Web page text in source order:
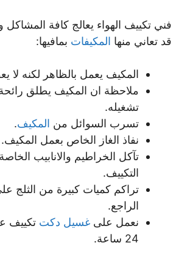
فني تكييف الهواء يعالج كافة المشاكل
قد تعاني منها المكيفات بمافيها:
المكيف يعمل بالظاهر لكنه لا
ملاحظة ان المكيف يطلق
تشغيله.
تسرب السوائل من المكيف.
نفاذ الغاز الخاص بعمل المكيف.
تآكل الخراطيم والانابيب
التكييف.
تراكم كميات كبيرة من الثلج
الراجع.
نعمل على غسيل دكت تكييف
24 ساعة.